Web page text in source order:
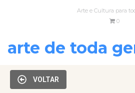
Arte e Cultura para
0
arte de toda
VOLTAR